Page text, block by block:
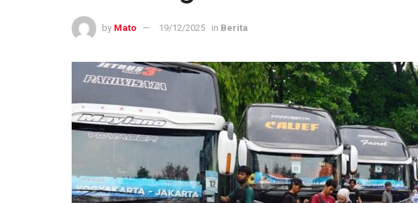
by Mato 19/12/2025 in Berita